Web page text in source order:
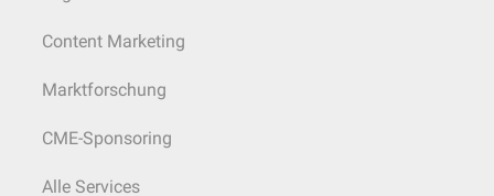
Content Marketing
Marktforschung
CME-Sponsoring
Alle Services